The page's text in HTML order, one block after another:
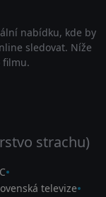
nabídku, kde by
sledovat. Níže
filmu.
strachu)
televize